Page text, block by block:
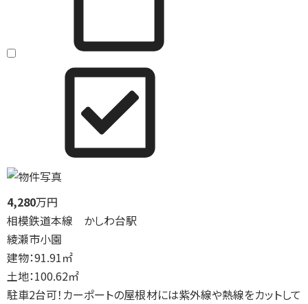
4,280万円
相模鉄道本線 かしわ台駅
綾瀬市小園
建物：91.91㎡
土地：100.62㎡
駐車2台可！カーポートの屋根材には紫外線や熱線をカットして